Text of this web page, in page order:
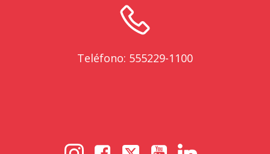
Teléfono: 555229-1100